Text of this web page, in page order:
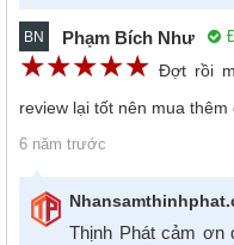
BN Phạm Bích Như
☆☆☆☆☆
★★★★★ Đợt rồi
review lại tốt nên mua thêm
6 năm trước
Thịnh Phát cảm ơn